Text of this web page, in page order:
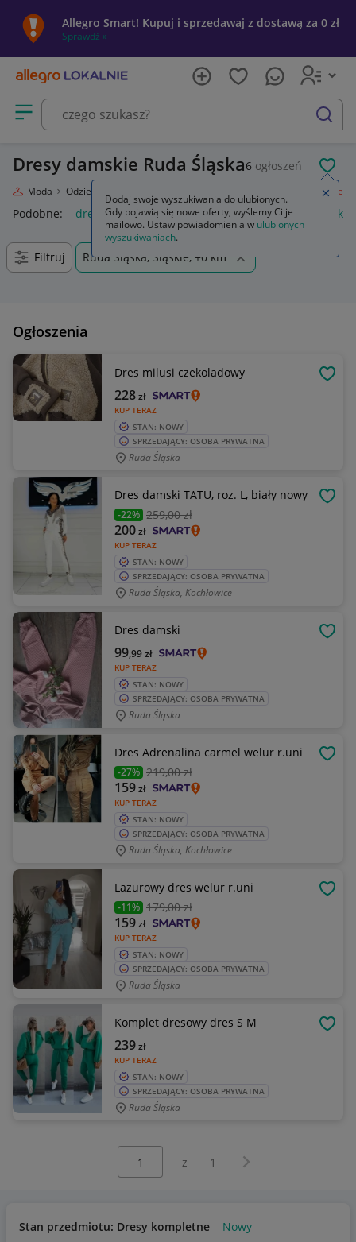
Allegro Smart! Kupuj i sprzedawaj z dostawą za 0 zł
Sprawdź »
Otwórz menu z kategoriami
szukaj
Dresy damskie Ruda Śląska6 ogłoszeń
Moda Odzież, Obuwie, Dodatki Dresy kompletne
Podobne: dresy kompletne dresy kompletne adidas damskie
Filtruj Ruda Śląska, Śląskie, +0 km
Ogłoszenia
Dres milusi czekoladowy
KUP TERAZ
228zł
STAN: NOWY
SPRZEDAJĄCY: OSOBA PRYWATNA
Ruda Śląska
Dres damski TATU, roz. L, biały nowy
-22% 259,00 zł
KUP TERAZ
200zł
STAN: NOWY
SPRZEDAJĄCY: OSOBA PRYWATNA
Ruda Śląska, Kochłowice
Dres damski
KUP TERAZ
99,99zł
STAN: NOWY
SPRZEDAJĄCY: OSOBA PRYWATNA
Ruda Śląska
Dres Adrenalina carmel welur r.uni
-27% 219,00 zł
KUP TERAZ
159zł
STAN: NOWY
SPRZEDAJĄCY: OSOBA PRYWATNA
Ruda Śląska, Kochłowice
Lazurowy dres welur r.uni
-11% 179,00 zł
KUP TERAZ
159zł
STAN: NOWY
SPRZEDAJĄCY: OSOBA PRYWATNA
Ruda Śląska
Komplet dresowy dres S M
KUP TERAZ
239zł
STAN: NOWY
SPRZEDAJĄCY: OSOBA PRYWATNA
Ruda Śląska
z 1 Następna strona
Stan przedmiotu: Dresy kompletne Nowy
Dodaj swoje wyszukiwania do ulubionych.
Gdy pojawią się nowe oferty, wyślemy Ci je
mailowo. Ustaw powiadomienia w ulubionych
wyszukiwaniach.